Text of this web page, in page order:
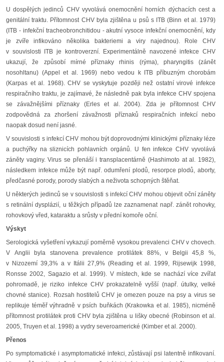
U dospělých jedinců CHV vyvolává onemocnění horních dýchacích cest a
genitální traktu. Přítomnost CHV byla zjištěna u psů s ITB (Binn et al. 1979)
(ITB - infekční tracheobronchitidou - akutní vysoce infekční onemocnění, kdy
je zvíře infikováno několika bakteriemi a viry najednou). Role CHV
v souvislosti ITB je kontroverzní. Experimentálně navozené infekce CHV
ukazují, že způsobí mírné příznaky rhinis (rýma), pharyngitis (zánět
nosohltanu) (Appel et al. 1969) nebo vedou k ITB příbuzným chorobám
(Karpas et al. 1968). CHV se vyskytuje později než ostatní virové infekce
respiračního traktu, je zajímavé, že následně pak byla infekce CHV spojena
se závažnějšími příznaky (Erles et al. 2004). Zda je přítomnost CHV
zodpovědná za zhoršení závažnosti příznaků respiračních infekcí nebo
naopak dosud není jasné.
V souvislosti s infekcí CHV mohou být doprovodnými klinickými příznaky léze
a puchýřky na sliznicích pohlavních orgánů. U fen infekce CHV vyvolává
záněty vaginy. Virus se přenáší i transplacentárně (Hashimoto at al. 1982),
následkem infekce může být např. odumření plodů, resorpce plodů, aborty,
předčasné porody, porody slabých a neživota schopných štěňat.
U některých jedinců se v souvislosti s infekcí CHV mohou objevit oční záněty
s retinální dysplázií, u těžkých případů lze zaznamenat např. zánět rohovky,
rohovkový vřed, kataraktu a srůsty v přední komoře oční.
Výskyt
Serologická vyšetření vykazují poměrně vysokou prevalenci CHV v chovech.
V Anglii byla stanovena prevalence protilátek 88%, v Belgii 45,8 %,
v Nizozemí 39,3% a v Itálii 27,9% (Reading et al. 1999, Rijsewijk 1998,
Ronsse 2002, Sagazio et al. 1999). V místech, kde se nachází více zvířat
pohromadě, je riziko infekce CHV prokazatelně vyšší (např. útulky, velké
chovné stanice). Rozsah hostitelů CHV je omezen pouze na psy a virus se
replikuje téměř výhradně v psích buňkách (Krakowka et al. 1985), nicméně
přítomnost protilátek proti CHV byla zjištěna u lišky obecné (Robinson et al.
2005, Truyen et al. 1998) a vydry severoamerické (Kimber et al. 2000).
Přenos
Po symptomatické i asymptomatické infekci, zůstávají psi latentně infikovaní.